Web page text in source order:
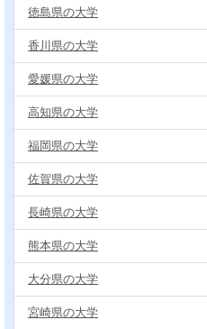
徳島県の大学
香川県の大学
愛媛県の大学
高知県の大学
福岡県の大学
佐賀県の大学
長崎県の大学
熊本県の大学
大分県の大学
宮崎県の大学